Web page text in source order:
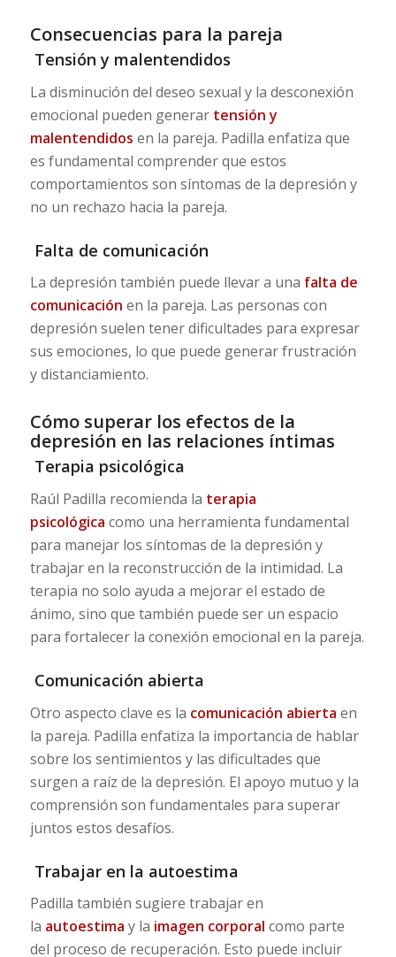
Consecuencias para la pareja
Tensión y malentendidos
La disminución del deseo sexual y la desconexión
emocional pueden generartensión y
malentendidos en la pareja. Padilla enfatiza que
es fundamental comprender que estos
comportamientos son síntomas de la depresión y
no un rechazo hacia la pareja.
Falta de comunicación
La depresión también puede llevar a una falta de
comunicación en la pareja. Las personas con
depresión suelen tener dificultades para expresar
sus emociones, lo que puede generar frustración
y distanciamiento.
Cómo superar los efectos de la
depresión en las relaciones íntimas
Terapia psicológica
Raúl Padilla recomienda la terapia
psicológica como una herramienta fundamental
para manejar los síntomas de la depresión y
trabajar en la reconstrucción de la intimidad. La
terapia no solo ayuda a mejorar el estado de
ánimo, sino que también puede ser un espacio
para fortalecer la conexión emocional en la pareja.
Comunicación abierta
Otro aspecto clave es la comunicación abierta en
la pareja. Padilla enfatiza la importancia de hablar
sobre los sentimientos y las dificultades que
surgen a raíz de la depresión. El apoyo mutuo y la
comprensión son fundamentales para superar
juntos estos desafíos.
Trabajar en la autoestima
Padilla también sugiere trabajar en
la autoestima y la imagen corporal como parte
del proceso de recuperación. Esto puede incluir